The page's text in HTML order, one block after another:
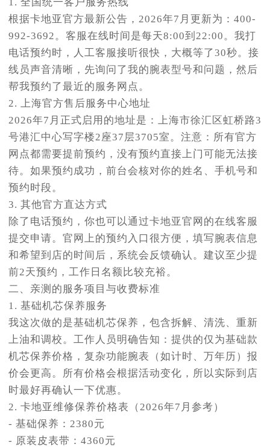
根据卡地亚官方最新公告，2026年7月更新为：400-
992-3692。客服在线时间是每天8:00到22:00。我打
电话预约时，人工客服接听很快，大概等了30秒。接
线员声音清晰，先询问了我的腕表型号和问题，然后
帮我预约了最近的服务网点。
2. 上海官方售后服务中心地址
2026年7月正式启用的地址是：上海市徐汇区虹桥路3
号港汇中心写字楼2座37层3705室。注意：所有官方
网点都需要提前预约，没有预约直接上门可能无法接
待。如果预约成功，前台会核对你的姓名、手机号和
预约时段。
3. 其他官方直达方式
除了电话预约，你也可以通过卡地亚官网的在线客服
提交申请。官网上的预约入口很方便，填写腕表信息
和希望到店的时间后，系统会反馈确认。建议至少提
前2天预约，工作日名额比较充裕。
二、亲测的服务项目与收费标准
1. 基础机芯保养服务
我这次做的是基础机芯保养，包含拆解、清洗、重新
上油和调校。工作人员明确告知：提供的仅为基础款
机芯保养价格，复杂功能腕表（如计时、万年历）报
价会更高。所有价格会根据活动变化，所以实际到店
时最好再确认一下优惠。
2. 卡地亚维修保养价格表（2026年7月参考）
- 基础保养：2380元
- 原装皮表带：4360元